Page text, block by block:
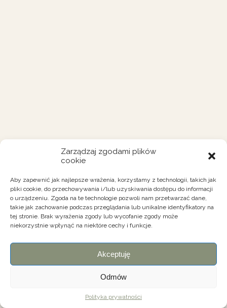
Zarządzaj zgodami plików
cookie
Aby zapewnić jak najlepsze wrażenia, korzystamy z technologii, takich jak
pliki cookie, do przechowywania i/lub uzyskiwania dostępu do informacji
o urządzeniu. Zgoda na te technologie pozwoli nam przetwarzać dane,
takie jak zachowanie podczas przeglądania lub unikalne identyfikatory na
tej stronie. Brak wyrażenia zgody lub wycofanie zgody może
niekorzystnie wpłynąć na niektóre cechy i funkcje.
Akceptuję
Odmów
Polityka prywatności